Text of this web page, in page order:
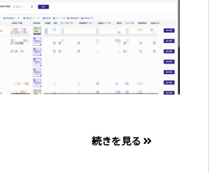
続きを見る